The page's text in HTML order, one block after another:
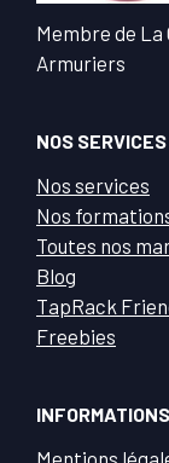
Membre de
Armuriers
NOS SERVICES
Nos services
Nos
Toutes nos
Blog
TapRack
Freebies